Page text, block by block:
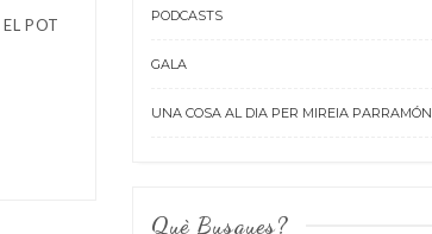
POT
PODCASTS
GALA
UNA COSA AL DIA PER MIREIA PARRAMÓN
Què Busques?